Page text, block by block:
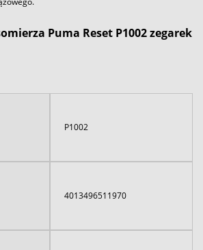
Puma Reset P1002 zegarek
P1002
4013496511970